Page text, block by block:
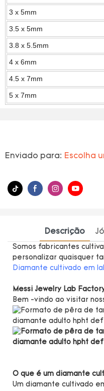
3 x 5mm
3.5 x 5mm
3.8 x 5.5mm
4 x 6mm
4.5 x 7mm
5 x 7mm
Enviado para: Escolha
Descrição
Somos fabricantes
personalizar quaisquer
Diamante cultivado em
Messi Jewelry Lab
Bem -vindo ao visitar
O que é um diamante
Um diamante cultivado